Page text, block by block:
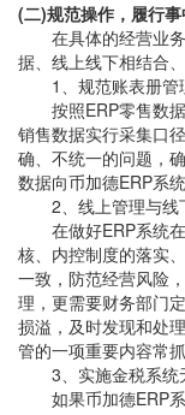
(二)规范操作，履行
在具体的经营业务
据、线上线下相结合
1、规范账表册管
按照ERP零售数据
销售数据实行采集口
确、不统一的问题，
数据向币加德ERP系统
2、线上管理与线
在做好ERP系统在
核、内控制度的落实
一致，防范经营风险
理，更需要财务部门
损溢，及时发现和处
管的一项重要内容常抓
3、实施金税系统
如果币加德ERP系